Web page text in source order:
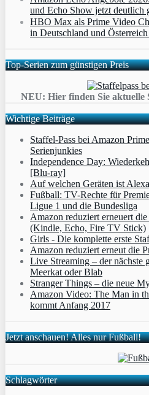
und Echo Show jetzt deutlich
HBO Max als Prime Video
in Deutschland und
Top-Serien zum günstigen Preis
NEU: Hier finden Sie aktuelle
Wichtige Beiträge
Staffel-Pass bei Amazon
Serienjunkies
Independence Day:
[Blu-ray]
Auf welchen Geräten ist
Fußball: TV-Rechte für
Ligue 1 und die Bundesliga
Amazon reduziert erneuert
(Kindle, Echo, Fire TV Stick)
Girls - Die komplette erste
Amazon reduziert erneut die
Live Streaming – der nächste
Meerkat oder Blab
Stranger Things – die neue
Amazon Video: The Man in
kommt Anfang 2017
Jetzt anschauen! Alles nur Fußball!
Schlagwörter